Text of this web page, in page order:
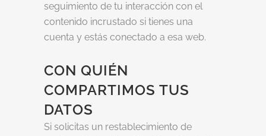
seguimiento de tu interacción con el
contenido incrustado si tienes una
cuenta y estás conectado a esa web.
CON QUIÉN
COMPARTIMOS TUS
DATOS
Si solicitas un restablecimiento de